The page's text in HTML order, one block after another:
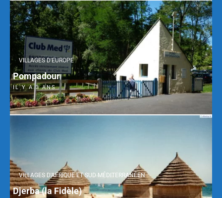
VILLAGES D'EUROPE
Pompadour
IL Y A 3 ANS
VILLAGES D'AFRIQUE ET SUD MÉDITERRANÉEN
Djerba (la Fidèle)